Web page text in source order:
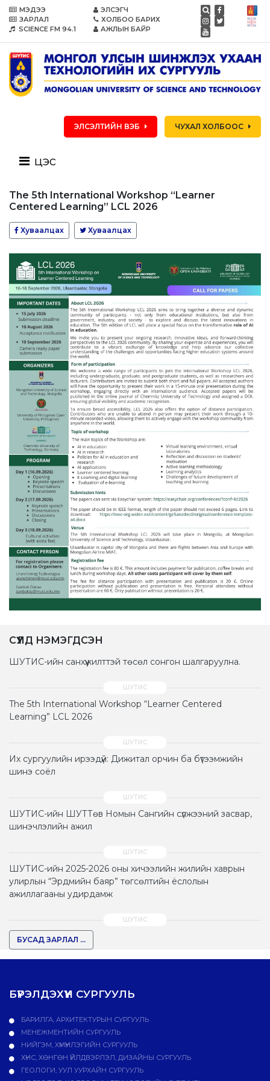
МЭДЭЭ
ЗАРЛАЛ
SCIENCE FM 94.1
ЭЛСЭГЧ
ХОЛБОО БАРИХ
АЖЛЫН БАЙР
ЭЛСЭЛТИЙН ВЭБ ЧУХАЛ ХОЛБООС
цэс
The 5th International Workshop “Learner
Centered Learning” LCL 2026
Хуваалцах Хуваалцах
СҮҮЛД НЭМЭГДСЭН
ШУТИС-ийн санхүүжилттэй төсөл сонгон шалгаруулна.
The 5th International Workshop “Learner Centered
Learning” LCL 2026
Их сургуулийн ирээдүй: Дижитал орчин ба бүтээмжийн
шинэ соёл
ШУТИС-ийн ШУТТөв Номын Сангийн сүлжээний засвар,
шинэчлэлийн ажил
ШУТИС-ийн 2025-2026 оны хичээлийн жилийн хаврын
улирлын “Эрдмийн баяр” төгсөлтийн ёслолын
ажиллагааны удирдамж
БУСАД ЗАРЛАЛ ...
БҮРЭЛДЭХҮҮН СУРГУУЛЬ
БАРИЛГА, АРХИТЕКТУРЫН СУРГУУЛЬ
МЕНЕЖМЕНТИЙН СУРГУУЛЬ
НИЙГЭМ, ХҮМҮҮНЛЭГИЙН СУРГУУЛЬ
ХҮНС, ХӨНГӨН ҮЙЛДВЭРЛЭЛ, ДИЗАЙНЫ СУРГУУЛЬ
ГЕОЛОГИ, УУЛ УУРХАЙН СУРГУУЛЬ